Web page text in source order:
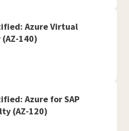
Azure Virtual
140)
Azure for SAP
(AZ-120)